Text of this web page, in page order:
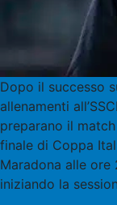
Dopo il successo
allenamenti
preparano il
finale di Coppa
Maradona alle ore
iniziando la